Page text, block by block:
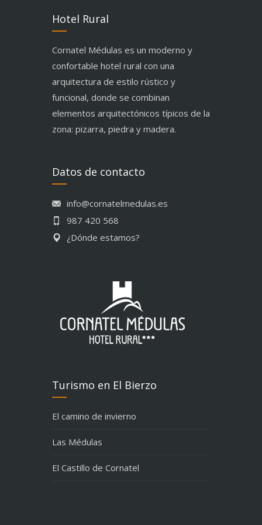
Hotel Rural
Cornatel Médulas es un moderno y
confortable hotel rural con una
arquitectura de estilo rústico y
funcional, donde se combinan
elementos arquitectónicos típicos de la
zona: pizarra, piedra y madera.
Datos de contacto
info@cornatelmedulas.es
987 420 568
¿Dónde estamos?
Turismo en El Bierzo
El camino de invierno
Las Médulas
El Castillo de Cornatel